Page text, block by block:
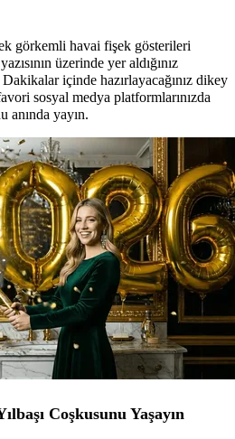
görkemli havai fişek gösterileri
üzerinde yer aldığınız
içinde hazırlayacağınız dikey
sosyal medya platformlarınızda
anında yayın.
Coşkusunu Yaşayın